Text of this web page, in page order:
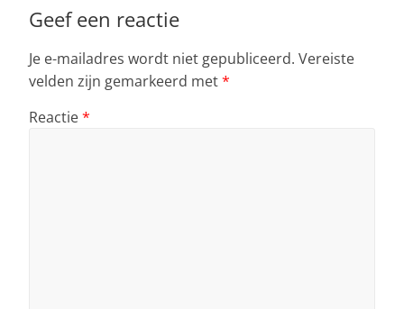
Geef een reactie
Je e-mailadres wordt niet gepubliceerd. Vereiste
velden zijn gemarkeerd met*
Reactie*